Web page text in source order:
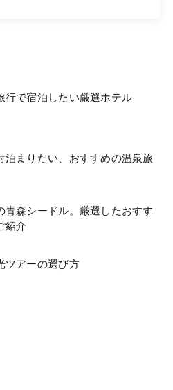
行で宿泊したい厳選ホテル
泊まりたい、おすすめの温泉旅
青森シードル。厳選したおすす
紹介
ツアーの選び方